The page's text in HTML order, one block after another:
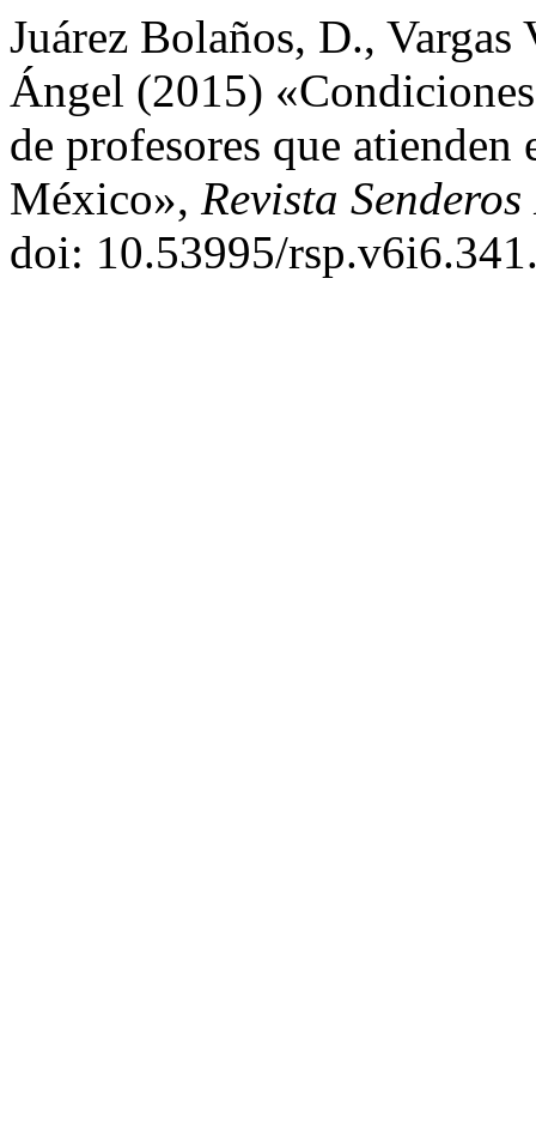
Juárez Bolaños, D., Vargas
Ángel (2015)
de profesores que atienden
México», Revista
doi: 10.53995/